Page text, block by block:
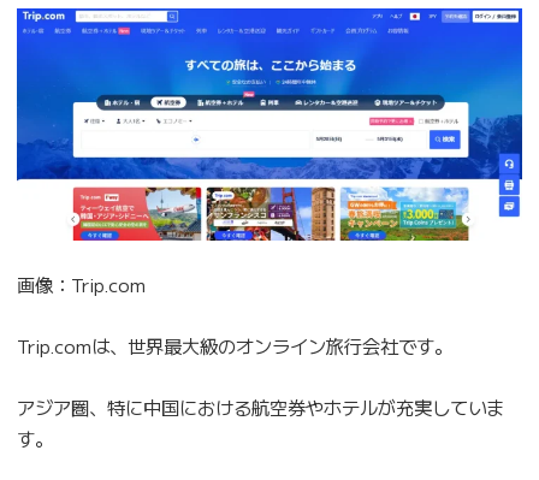
画像：Trip.com
Trip.comは、世界最大級のオンライン旅行会社です。
アジア圏、特に中国における航空券やホテルが充実していま
す。